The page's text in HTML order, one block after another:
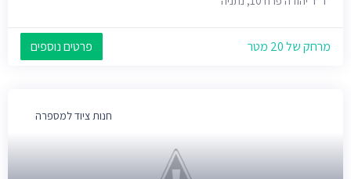
מרחק של 20 מטר פרטים נוספים
חנות ציוד למספרה